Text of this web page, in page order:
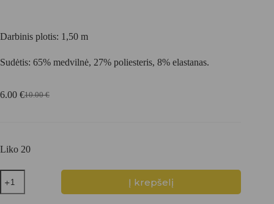
Darbinis plotis: 1,50 m
Sudėtis: 65% medvilnė, 27% poliesteris, 8% elastanas.
10.00€
Original
6.00 €Current
Liko 20
produkto
kiekis:
Žakardas
Į krepšelį